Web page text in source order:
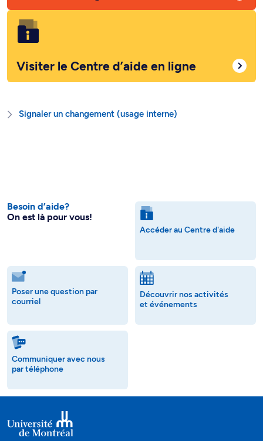
Visiter le Centre d’aide en ligne
Signaler un changement (usage interne)
Besoin d’aide?
On est là pour vous!
Accéder au Centre d'aide
Poser une question par
courriel
Découvrir nos activités
et événements
Communiquer avec nous
par téléphone